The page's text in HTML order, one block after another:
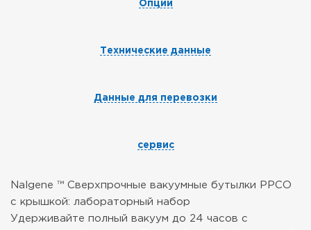
Опции
Технические данные
Данные для перевозки
сервис
Nalgene ™ Сверхпрочные вакуумные бутылки PPCO
с крышкой: лабораторный набор
Удерживайте полный вакуум до 24 часов с